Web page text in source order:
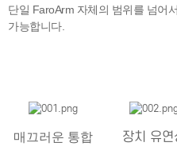
단일 FaroArm 자체의 범위를 넘어
가능합니다.
매끄러운 통합 장치 유연